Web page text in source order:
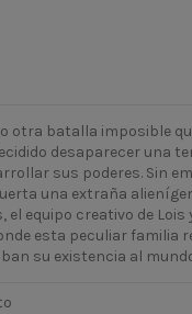
otra batalla imposible
desaparecer una
sus poderes. Sin
una extraña
el equipo creativo de
esta peculiar familia
su existencia al